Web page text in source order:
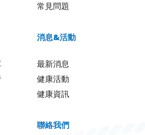
常見問題
消息&活動
最新消息
健康活動
健康資訊
聯絡我們